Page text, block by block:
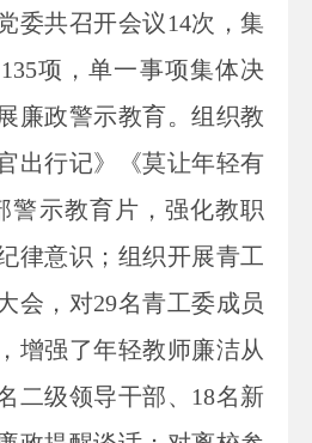
委共召开会议14次，集
项，单一事项集体决
廉政警示教育。组织教
出行记》《莫让年轻有
警示教育片，强化教职
律意识；组织开展青工
会，对29名青工委成员
增强了年轻教师廉洁从
二级领导干部、18名新